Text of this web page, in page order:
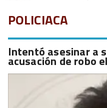
POLICIACA
Intentó asesinar a
acusación de robo